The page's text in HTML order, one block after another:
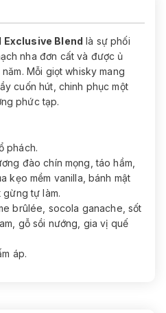
Exclusive Blend là sự phối
nha đơn cất và được ủ
Mỗi giọt whisky mang
cuốn hút, chinh phục một
phức tạp.
phách.
đào chín mọng, táo hầm,
kẹo mềm vanilla, bánh mật
tự làm.
brûlée, socola ganache, sốt
gỗ sồi nướng, gia vị quế
áp.